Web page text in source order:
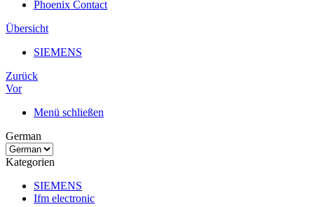
Phoenix Contact
Übersicht
SIEMENS
Zurück
Vor
Menü schließen
German
Kategorien
SIEMENS
Ifm electronic